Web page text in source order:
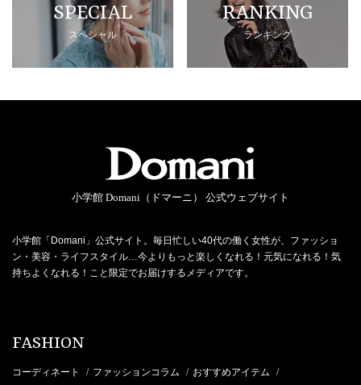
SPECIAL
スペシャル
RANKING
ランキング
小学館 Domani（ドマーニ） 公式ウェブサイト
小学館「Domani」公式サイト。毎日忙しい40代の働く女性が、ファッショ
ン・美容・ライフスタイル…今よりもっと楽しくなれる！元気になれる！気
持ちよくなれる！こと限定でお届けするメディアです。
FASHION
コーディネート / ファッションコラム / おすすめアイテム /